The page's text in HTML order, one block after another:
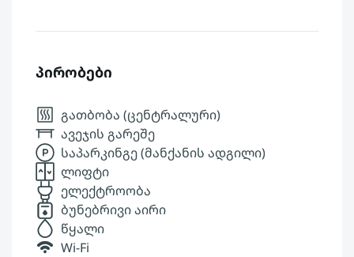
პირობები
გათბობა (ცენტრალური)
ავეჯის გარეშე
საპარკინგე (მანქანის ადგილი)
ლიფტი
ელექტროობა
ბუნებრივი აირი
წყალი
Wi-Fi